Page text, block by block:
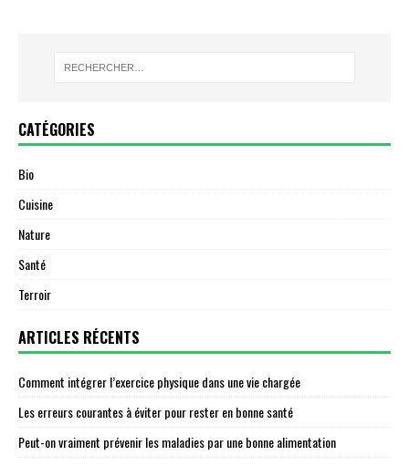
CATÉGORIES
Bio
Cuisine
Nature
Santé
Terroir
ARTICLES RÉCENTS
Comment intégrer l’exercice physique dans une vie chargée
Les erreurs courantes à éviter pour rester en bonne santé
Peut-on vraiment prévenir les maladies par une bonne alimentation